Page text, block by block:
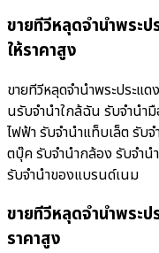
ขายทีวีหลุดจำนำพระ
ให้ราคาสูง
ขายทีวีหลุดจำนำพระประแ
นรับจํานําใกล้ฉัน รับจำนำ
ไฟฟ้า รับจำนำแท็บเล็ต รับ
ตบุ๊ค รับจำนำกล้อง รับจำน
รับจำนำของแบรนด์เนม
ขายทีวีหลุดจำนำพระ
ราคาสูง